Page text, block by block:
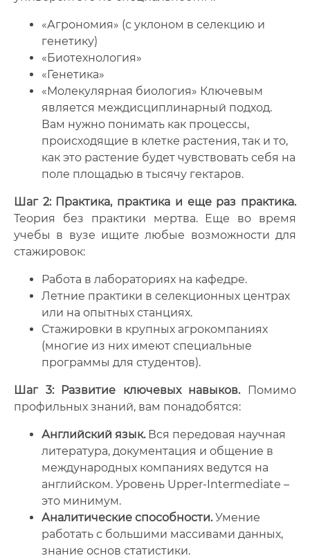
«Агрономия» (с уклоном в селекцию и
генетику)
«Биотехнология»
«Генетика»
«Молекулярная биология» Ключевым
является междисциплинарный подход.
Вам нужно понимать как процессы,
происходящие в клетке растения, так и то,
как это растение будет чувствовать себя на
поле площадью в тысячу гектаров.
Шаг 2: Практика, практика и еще раз практика.
Теория без практики мертва. Еще во время
учебы в вузе ищите любые возможности для
стажировок:
Работа в лабораториях на кафедре.
Летние практики в селекционных центрах
или на опытных станциях.
Стажировки в крупных агрокомпаниях
(многие из них имеют специальные
программы для студентов).
Шаг 3: Развитие ключевых навыков.Помимо
профильных знаний, вам понадобятся:
Английский язык.Вся передовая научная
литература, документация и общение в
международных компаниях ведутся на
английском. Уровень Upper-Intermediate –
это минимум.
Аналитические способности.Умение
работать с большими массивами данных,
знание основ статистики.